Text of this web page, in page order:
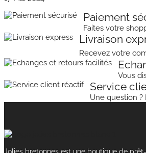
Paiement
Faites votre
Livraison
Recevez votre
Vous
Service
Une question
Jolies bretonnes est une boutique de